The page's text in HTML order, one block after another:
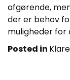
afgørende,
der er behov
muligheder for
Posted in